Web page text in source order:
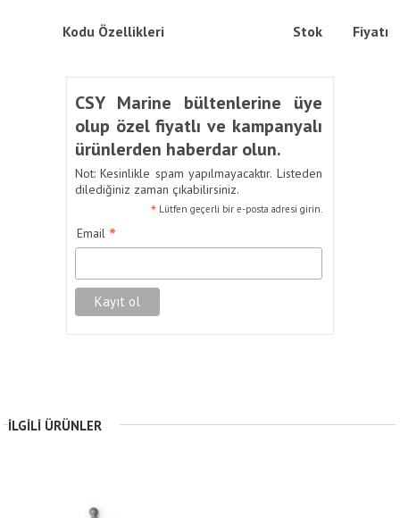
Kodu Özellikleri Stok Fiyatı
CSY Marine bültenlerine üye
olup özel fiyatlı ve kampanyalı
ürünlerden haberdar olun.
Not: Kesinlikle spam yapılmayacaktır. Listeden
dilediğiniz zaman çıkabilirsiniz.
* Lütfen geçerli bir e-posta adresi girin.
Email *
İLGILI ÜRÜNLER